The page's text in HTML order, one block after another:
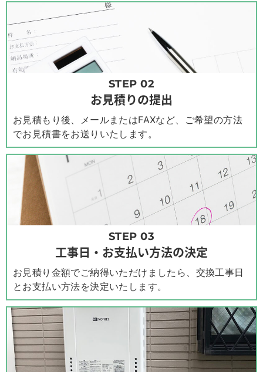
STEP 02
お見積りの提出
お見積もり後、メールまたはFAXなど、ご希望の方法
でお見積書をお送りいたします。
STEP 03
工事日・お支払い方法の決定
お見積り金額でご納得いただけましたら、交換工事日
とお支払い方法を決定いたします。